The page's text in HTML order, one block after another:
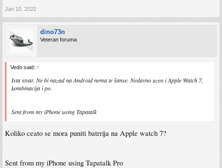
Jan 10, 2022
dino73n
Veteran foruma
Vedo said: ↑
Ista stvar. Ne bi nazad na Android nema te šanse. Nedavno uzeo i Apple Watch 7,
kombinacija i po.
Sent from my iPhone using Tapatalk
Koliko ceato se mora puniti batrrija na Apple watch 7?
Sent from my iPhone using Tapatalk Pro